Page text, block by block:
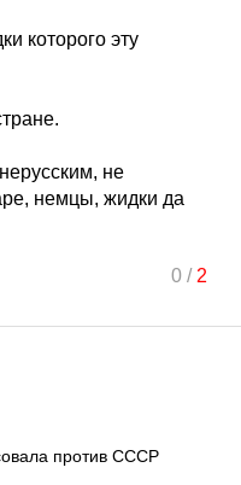
которого эту
не
немцы, жидки да
0/ 2
против СССР